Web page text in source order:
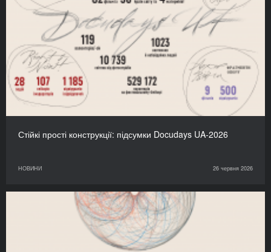
Стійкі прості конструкції: підсумки Docudays UA-2026
НОВИНИ 26 червня 2026